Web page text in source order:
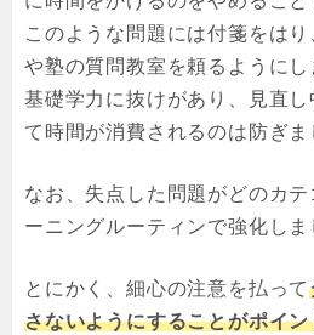
このような問題には付箋をは
や塾の質問教室を頼るようにし
基礎学力に抜けがあり、見直
て時間が消費されるのは防ぎま
なお、失点した問題がどのカ
ーニングルーティンで強化しま
とにかく、細心の注意を払って
さないようにすることがポイン